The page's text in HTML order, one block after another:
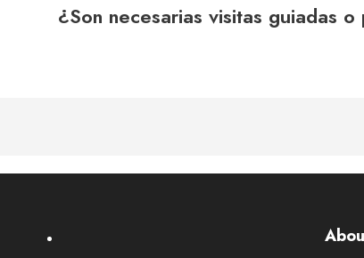
¿Son necesarias visitas guiadas